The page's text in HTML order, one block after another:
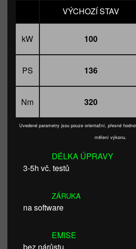
VÝCHOZÍ STAV
kW 100
PS 136
Nm 320
Uvedené parametry jsou pouze orientační, přesné
měření výkonu.
DÉLKA ÚPRAVY
3-5h vč. testů
ZÁRUKA
na software
EMISE